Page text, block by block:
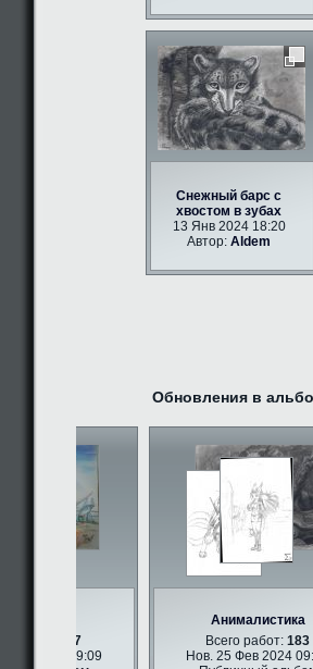
Снежный барс с
хвостом в зубах
13 Янв 2024 18:20
Автор:Aldem
Обновления в
2024 09:09
Анималистика
Всего работ:183
Нов. 25 Фев 2024